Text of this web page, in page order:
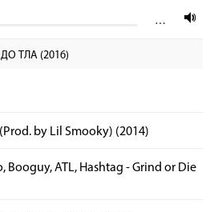
…
ДО ТЛА (2016)
by Lil Smooky) (2014)
Booguy, ATL, Hashtag - Grind or Die